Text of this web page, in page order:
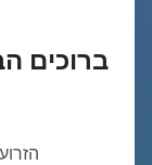
ברוכים